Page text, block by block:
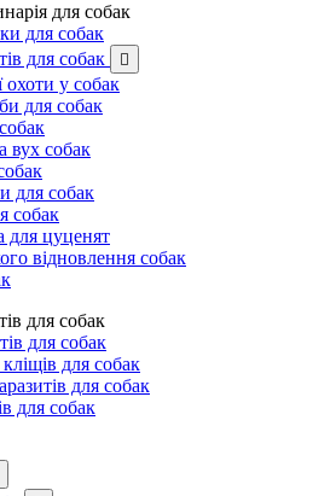
для собак
для собак
для собак

охоти у собак
для собак
вух собак
для собак
собак
для цуценят
відновлення собак
для собак
для собак
для собак
для собак
для собак